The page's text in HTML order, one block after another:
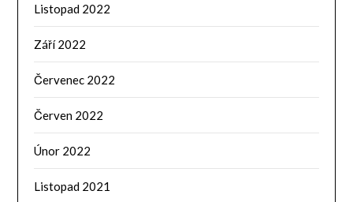
Listopad 2022
Září 2022
Červenec 2022
Červen 2022
Únor 2022
Listopad 2021